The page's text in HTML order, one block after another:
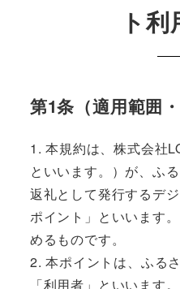
ト
第1条（適用範囲・
1. 本規約は、株式会社
といいます。）が、ふ
返礼として発行するデ
ポイント」といいます
めるものです。
2. 本ポイントは、ふる
「利用者」といいます